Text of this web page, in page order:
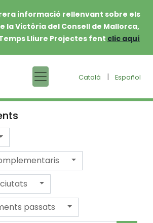
informació rellenvant sobre els
la Victòria del Consell de Mallorca,
Lliure Projectes fent clic aquí
Català | Español
passats